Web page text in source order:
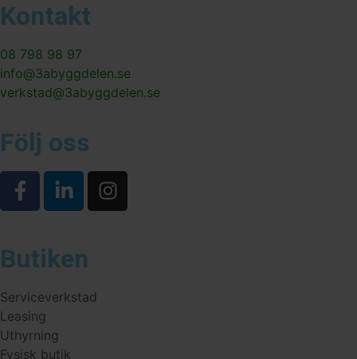
Kontakt
08 798 98 97
info@3abyggdelen.se
verkstad@3abyggdelen.se
Följ oss
Butiken
Serviceverkstad
Leasing
Uthyrning
Fysisk butik